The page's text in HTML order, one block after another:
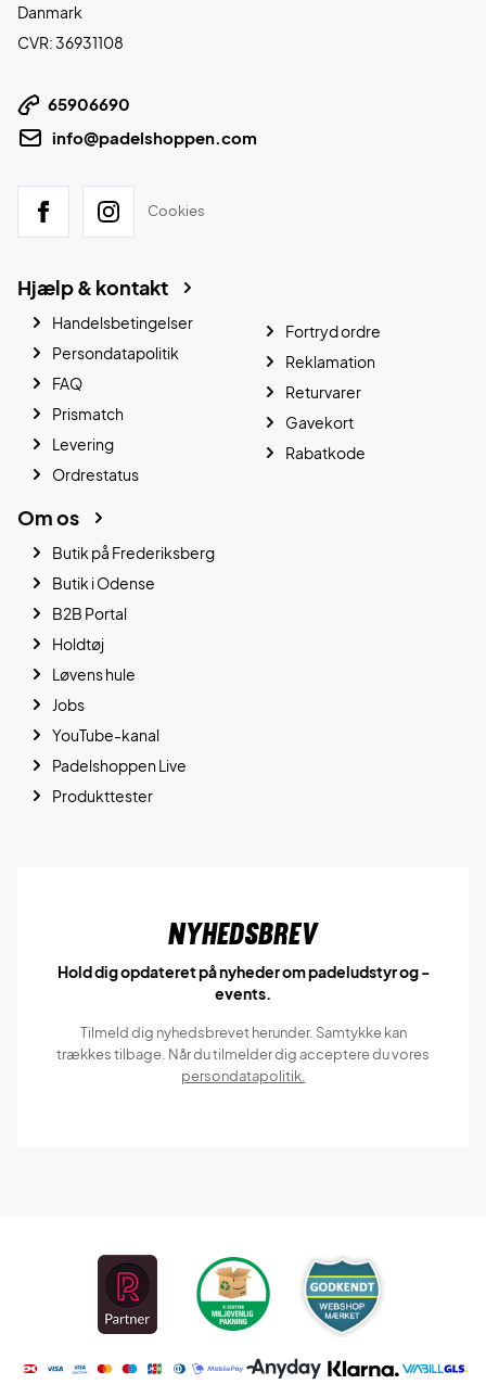
Danmark
CVR: 36931108
65906690
info@padelshoppen.com
Cookies
Hjælp & kontakt
Handelsbetingelser
Persondatapolitik
FAQ
Prismatch
Levering
Ordrestatus
Fortryd ordre
Reklamation
Returvarer
Gavekort
Rabatkode
Om os
Butik på Frederiksberg
Butik i Odense
B2B Portal
Holdtøj
Løvens hule
Jobs
YouTube-kanal
Padelshoppen Live
Produkttester
Nyhedsbrev
Hold dig opdateret på nyheder om padeludstyr og -
events.
Tilmeld dig nyhedsbrevet herunder. Samtykke kan
trækkes tilbage. Når du tilmelder dig acceptere du vores
persondatapolitik.